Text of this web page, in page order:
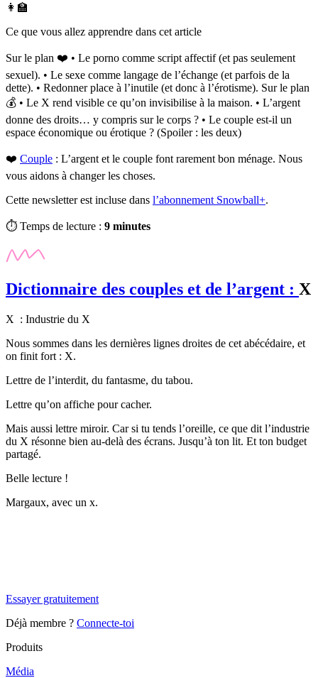
👩‍🏫
Ce que vous allez apprendre dans cet article
Sur le plan ❤️ • Le porno comme script affectif (et pas seulement
sexuel). • Le sexe comme langage de l’échange (et parfois de la
dette). • Redonner place à l’inutile (et donc à l’érotisme). Sur le plan
💰 • Le X rend visible ce qu’on invisibilise à la maison. • L’argent
donne des droits… y compris sur le corps ? • Le couple est-il un
espace économique ou érotique ? (Spoiler : les deux)
❤️ Couple : L’argent et le couple font rarement bon ménage. Nous
vous aidons à changer les choses.
Cette newsletter est incluse dans l’abonnement Snowball+.
⏱️ Temps de lecture : 9 minutes
Dictionnaire des couples et de l’argent : X
X : Industrie du X
Nous sommes dans les dernières lignes droites de cet abécédaire, et
on finit fort : X.
Lettre de l’interdit, du fantasme, du tabou.
Lettre qu’on affiche pour cacher.
Mais aussi lettre miroir. Car si tu tends l’oreille, ce que dit l’industrie
du X résonne bien au-delà des écrans. Jusqu’à ton lit. Et ton budget
partagé.
Belle lecture !
Margaux, avec un x.
Essayer gratuitement
Déjà membre ? Connecte-toi
Produits
Média